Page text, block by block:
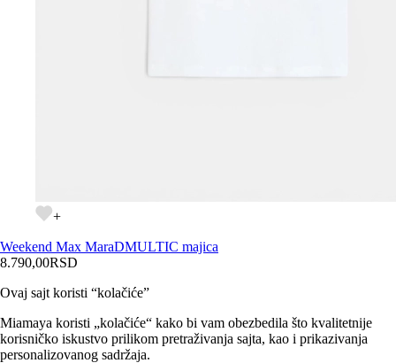
+
Weekend Max MaraDMULTIC majica
8.790,00RSD
Ovaj sajt koristi “kolačiće”
Miamaya koristi „kolačiće“ kako bi vam obezbedila što kvalitetnije
korisničko iskustvo prilikom pretraživanja sajta, kao i prikazivanja
personalizovanog sadržaja.